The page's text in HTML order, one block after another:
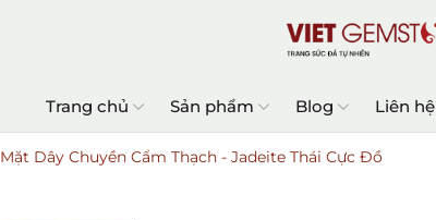
Trang chủ Sản phẩm Blog Liên hệ
Mặt Dây Chuyền Cẩm Thạch - Jadeite Thái Cực Đồ